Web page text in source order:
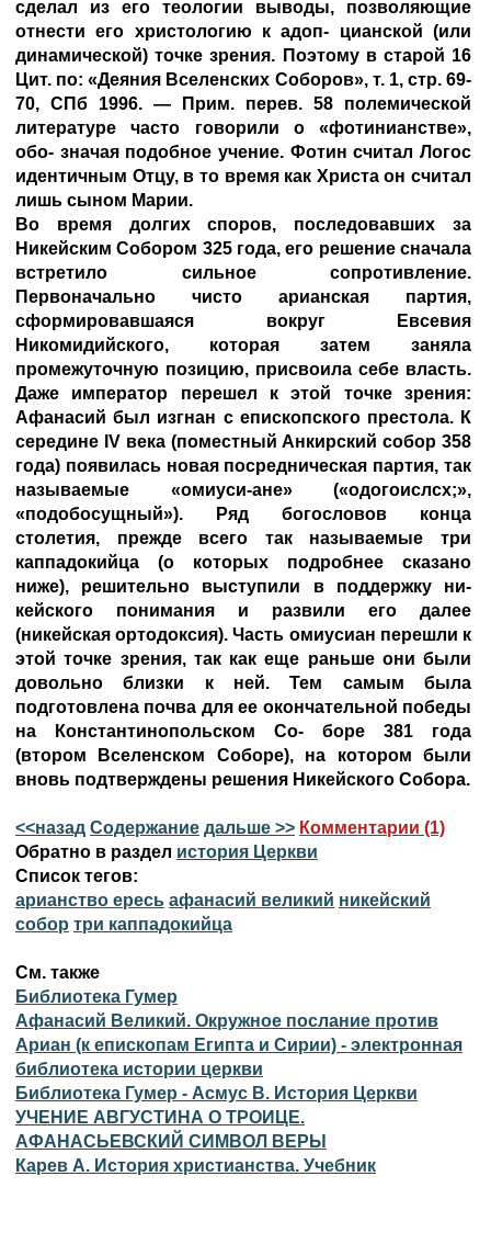
сделал из его теологии выводы, позволяющие
отнести его христологию к адоп- цианской (или
динамической) точке зрения. Поэтому в старой 16
Цит. по: «Деяния Вселенских Соборов», т. 1, стр. 69-
70, СПб 1996. — Прим. перев. 58 полемической
литературе часто говорили о «фотинианстве»,
обо- значая подобное учение. Фотин считал Логос
идентичным Отцу, в то время как Христа он считал
лишь сыном Марии.
Во время долгих споров, последовавших за
Никейским Собором 325 года, его решение сначала
встретило сильное сопротивление.
Первоначально чисто арианская партия,
сформировавшаяся вокруг Евсевия
Никомидийского, которая затем заняла
промежуточную позицию, присвоила себе власть.
Даже император перешел к этой точке зрения:
Афанасий был изгнан с епископского престола. К
середине IV века (поместный Анкирский собор 358
года) появилась новая посредническая партия, так
называемые «омиуси-ане» («одогоислсх;»,
«подобосущный»). Ряд богословов конца
столетия, прежде всего так называемые три
каппадокийца (о которых подробнее сказано
ниже), решительно выступили в поддержку ни-
кейского понимания и развили его далее
(никейская ортодоксия). Часть омиусиан перешли к
этой точке зрения, так как еще раньше они были
довольно близки к ней. Тем самым была
подготовлена почва для ее окончательной победы
на Константинопольском Со- боре 381 года
(втором Вселенском Соборе), на котором были
вновь подтверждены решения Никейского Собора.
<<назад Содержание дальше >> Комментарии (1)
Обратно в раздел история Церкви
Список тегов:
арианство ересь афанасий великий никейский
собор три каппадокийца
См. также
Библиотека Гумер
Афанасий Великий. Окружное послание против
Ариан (к епископам Египта и Сирии) - электронная
библиотека истории церкви
Библиотека Гумер - Асмус В. История Церкви
УЧЕНИЕ АВГУСТИНА О ТРОИЦЕ.
АФАНАСЬЕВСКИЙ СИМВОЛ ВЕРЫ
Карев А. История христианства. Учебник